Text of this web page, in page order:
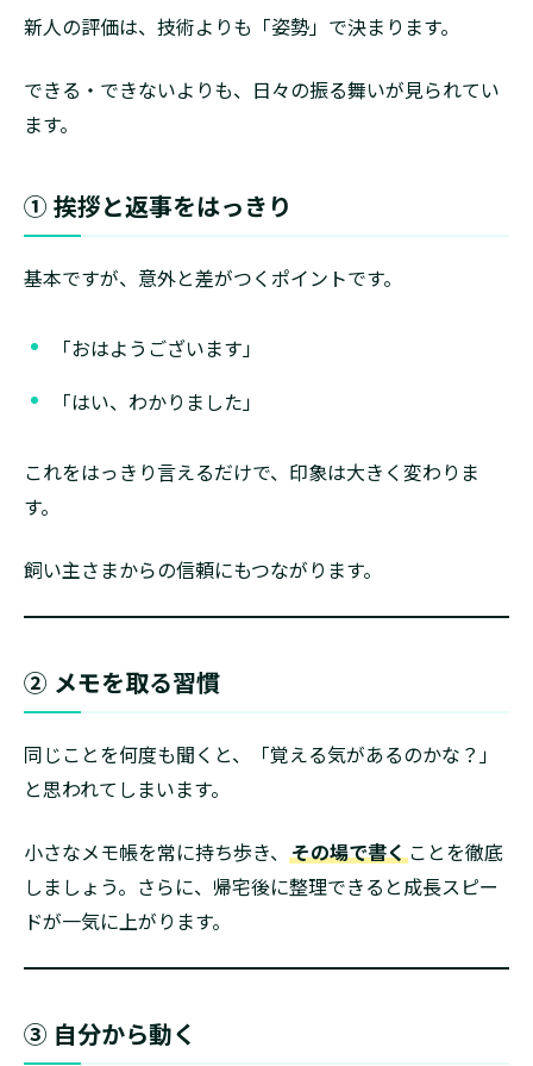
新人の評価は、技術よりも「姿勢」で決まります。
できる・できないよりも、日々の振る舞いが見られてい
ます。
① 挨拶と返事をはっきり
基本ですが、意外と差がつくポイントです。
「おはようございます」
「はい、わかりました」
これをはっきり言えるだけで、印象は大きく変わりま
す。
飼い主さまからの信頼にもつながります。
② メモを取る習慣
同じことを何度も聞くと、「覚える気があるのかな？」
と思われてしまいます。
小さなメモ帳を常に持ち歩き、 その場で書くことを徹底
しましょう。さらに、帰宅後に整理できると成長スピー
ドが一気に上がります。
③ 自分から動く